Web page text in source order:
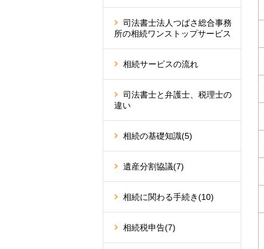
司法書士法人つばさ総合事務
所の相続ワンストップサービス
相続サービスの流れ
司法書士と弁護士、税理士の
違い
相続の基礎知識(5)
遺産分割協議(7)
相続に関わる手続き(10)
相続税申告(7)